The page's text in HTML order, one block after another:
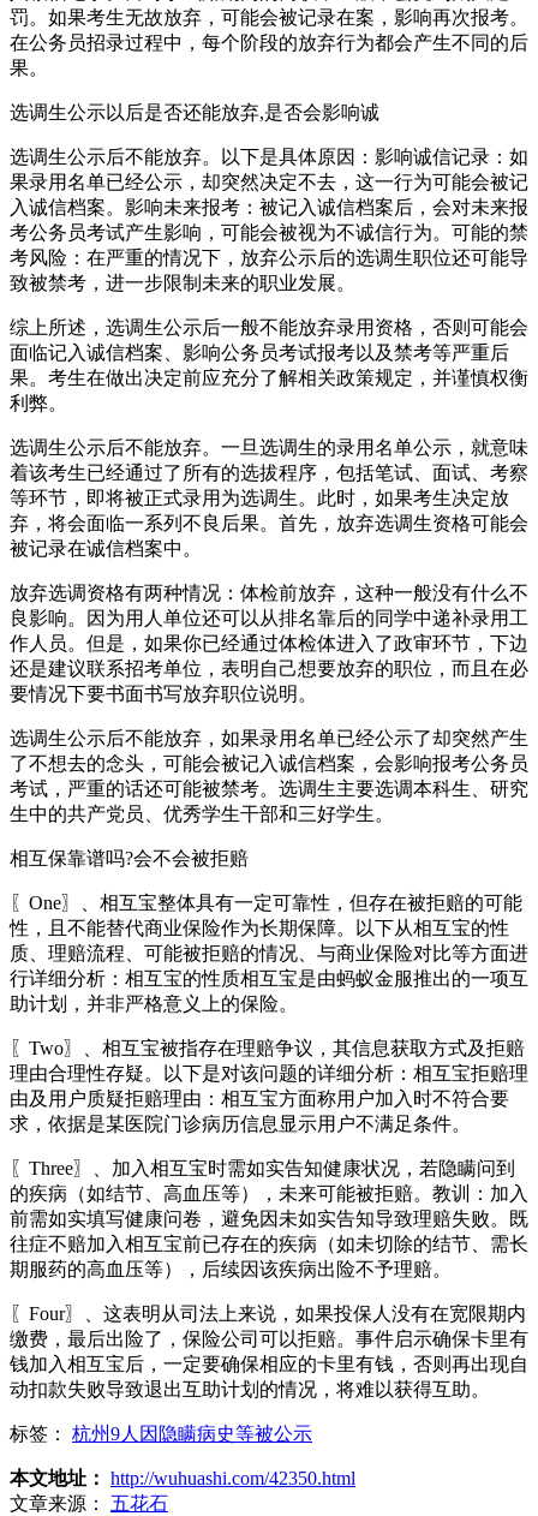
罚。如果考生无故放弃，可能会被记录在案，影响再次报考。
在公务员招录过程中，每个阶段的放弃行为都会产生不同的后
果。
选调生公示以后是否还能放弃,是否会影响诚
选调生公示后不能放弃。以下是具体原因：影响诚信记录：如
果录用名单已经公示，却突然决定不去，这一行为可能会被记
入诚信档案。影响未来报考：被记入诚信档案后，会对未来报
考公务员考试产生影响，可能会被视为不诚信行为。可能的禁
考风险：在严重的情况下，放弃公示后的选调生职位还可能导
致被禁考，进一步限制未来的职业发展。
综上所述，选调生公示后一般不能放弃录用资格，否则可能会
面临记入诚信档案、影响公务员考试报考以及禁考等严重后
果。考生在做出决定前应充分了解相关政策规定，并谨慎权衡
利弊。
选调生公示后不能放弃。一旦选调生的录用名单公示，就意味
着该考生已经通过了所有的选拔程序，包括笔试、面试、考察
等环节，即将被正式录用为选调生。此时，如果考生决定放
弃，将会面临一系列不良后果。首先，放弃选调生资格可能会
被记录在诚信档案中。
放弃选调资格有两种情况：体检前放弃，这种一般没有什么不
良影响。因为用人单位还可以从排名靠后的同学中递补录用工
作人员。但是，如果你已经通过体检体进入了政审环节，下边
还是建议联系招考单位，表明自己想要放弃的职位，而且在必
要情况下要书面书写放弃职位说明。
选调生公示后不能放弃，如果录用名单已经公示了却突然产生
了不想去的念头，可能会被记入诚信档案，会影响报考公务员
考试，严重的话还可能被禁考。选调生主要选调本科生、研究
生中的共产党员、优秀学生干部和三好学生。
相互保靠谱吗?会不会被拒赔
〖One〗、相互宝整体具有一定可靠性，但存在被拒赔的可能
性，且不能替代商业保险作为长期保障。以下从相互宝的性
质、理赔流程、可能被拒赔的情况、与商业保险对比等方面进
行详细分析：相互宝的性质相互宝是由蚂蚁金服推出的一项互
助计划，并非严格意义上的保险。
〖Two〗、相互宝被指存在理赔争议，其信息获取方式及拒赔
理由合理性存疑。以下是对该问题的详细分析：相互宝拒赔理
由及用户质疑拒赔理由：相互宝方面称用户加入时不符合要
求，依据是某医院门诊病历信息显示用户不满足条件。
〖Three〗、加入相互宝时需如实告知健康状况，若隐瞒问到
的疾病（如结节、高血压等），未来可能被拒赔。教训：加入
前需如实填写健康问卷，避免因未如实告知导致理赔失败。既
往症不赔加入相互宝前已存在的疾病（如未切除的结节、需长
期服药的高血压等），后续因该疾病出险不予理赔。
〖Four〗、这表明从司法上来说，如果投保人没有在宽限期内
缴费，最后出险了，保险公司可以拒赔。事件启示确保卡里有
钱加入相互宝后，一定要确保相应的卡里有钱，否则再出现自
动扣款失败导致退出互助计划的情况，将难以获得互助。
标签： 杭州9人因隐瞒病史等被公示
本文地址： http://wuhuashi.com/42350.html
文章来源：
五花石